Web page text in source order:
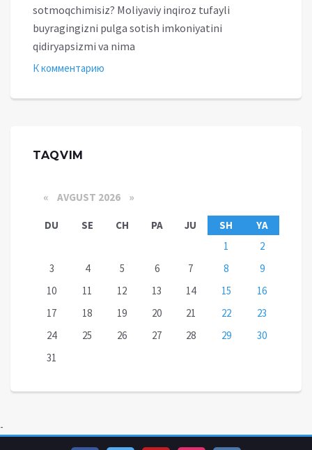
sotmoqchimisiz? Moliyaviy inqiroz tufayli
buyragingizni pulga sotish imkoniyatini
qidiryapsizmi va nima
К комментарию
TAQVIM
« AVGUST 2026 »
DU SE CH PA JU SH
YA
1
2
3
4 5 6 7 8
9
10
11 12 13 14 15
16
17
18 19 20 21 22
23
24
25 26 27 28 29
30
31
-